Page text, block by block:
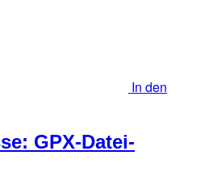
In den
GPX-Datei-